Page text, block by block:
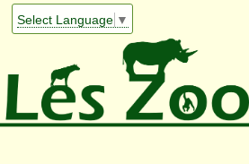
Select Language ▼